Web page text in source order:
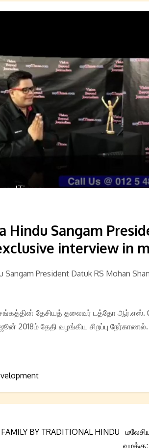
Hindu Sangam
interview in
Sangam President Datuk RS Mohan
சங்கத்தின் தேசியத் தலைவர் டத்தோ
2018ம் தேதி வழங்கிய சிறப்பு நேர்காணல்.
BY TRADITIONAL HINDU